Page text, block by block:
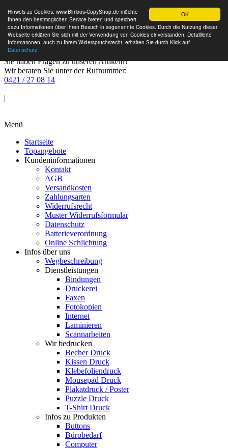
OK
Hinweis zu Cookies: www.Bimbos-CopyShop.de möchte
Ihnen den bestmöglichen Service bieten und speichert
dazu Informationen über Ihren Besuch in sogenannte Cookies. Durch die Nutzung dieser
Webseite erklären Sie sich mit der Verwendung von Cookies einverstanden. Detaillierte
Informationen, auch zu Ihrem Widerspruchsrecht, erhalten Sie durch Klick auf
Datenschutz
Sie haben Fragen zu unseren Artikeln?
Wir beraten Sie unter der Rufnummer:
0421 / 27 08 14
|
Menü
Startseite
Topangebote
Kundeninformationen
Kontakt
AGB
Versandkosten
Zahlungsarten
Widerrufsrecht
Muster Widerrufsformular
Datenschutz
Batterieverordnung
Online Schlichtung
Infos über uns
Wegbeschreibung
Dienstleistungen
Bindungen
Druckerei
Faxen
Fotokopien
Internet
Laminieren
Scannarbeiten
Wir bedrucken
Becher Druck
Kissen Druck
Klebefoliendruck
Mousepad Druck
Plakatdruck / Poster
Puzzle Druck
T-Shirt Druck
Infos zu Produkten
Buttons
Bürobedarf
Computer